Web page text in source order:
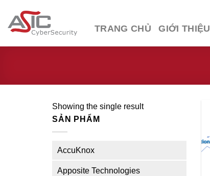
content
TRANG CHỦ GIỚI THIỆU
Showing the single result
SẢN PHẨM
AccuKnox
Apposite Technologies